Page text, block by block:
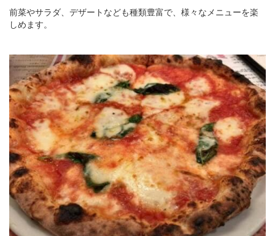
前菜やサラダ、デザートなども種類豊富で、様々なメニューを楽
しめます。